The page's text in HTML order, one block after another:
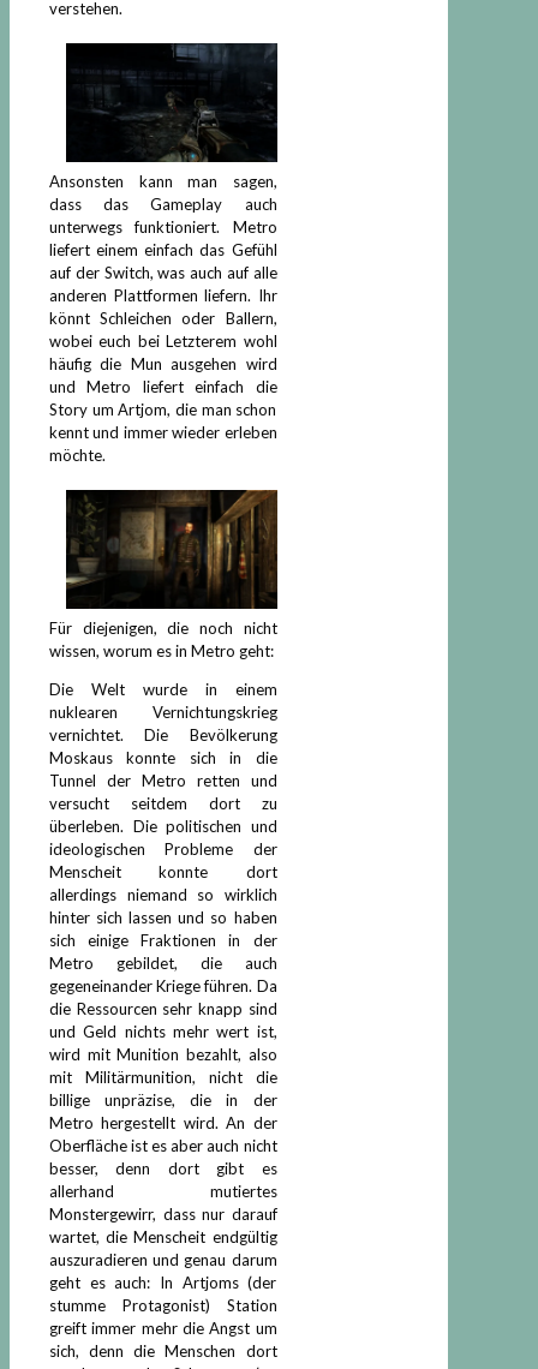
verstehen.
Ansonsten kann man sagen,
dass das Gameplay auch
unterwegs funktioniert. Metro
liefert einem einfach das Gefühl
auf der Switch, was auch auf alle
anderen Plattformen liefern. Ihr
könnt Schleichen oder Ballern,
wobei euch bei Letzterem wohl
häufig die Mun ausgehen wird
und Metro liefert einfach die
Story um Artjom, die man schon
kennt und immer wieder erleben
möchte.
Für diejenigen, die noch nicht
wissen, worum es in Metro geht:
Die Welt wurde in einem
nuklearen Vernichtungskrieg
vernichtet. Die Bevölkerung
Moskaus konnte sich in die
Tunnel der Metro retten und
versucht seitdem dort zu
überleben. Die politischen und
ideologischen Probleme der
Menscheit konnte dort
allerdings niemand so wirklich
hinter sich lassen und so haben
sich einige Fraktionen in der
Metro gebildet, die auch
gegeneinander Kriege führen. Da
die Ressourcen sehr knapp sind
und Geld nichts mehr wert ist,
wird mit Munition bezahlt, also
mit Militärmunition, nicht die
billige unpräzise, die in der
Metro hergestellt wird. An der
Oberfläche ist es aber auch nicht
besser, denn dort gibt es
allerhand mutiertes
Monstergewirr, dass nur darauf
wartet, die Menscheit endgültig
auszuradieren und genau darum
geht es auch: In Artjoms (der
stumme Protagonist) Station
greift immer mehr die Angst um
sich, denn die Menschen dort